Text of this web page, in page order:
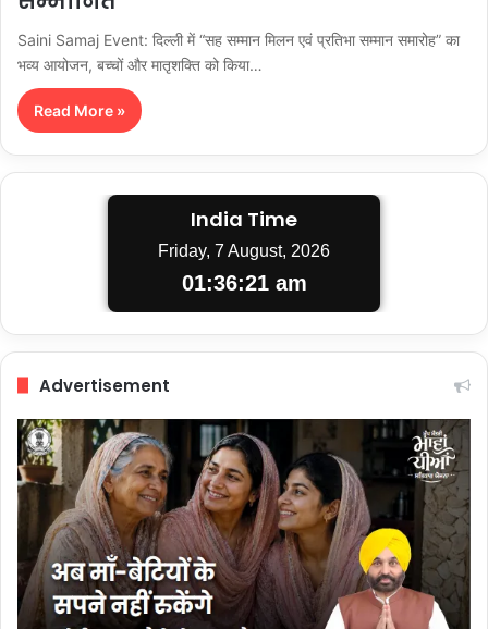
Saini Samaj Event: दिल्ली में “सह सम्मान मिलन एवं प्रतिभा सम्मान समारोह” का
भव्य आयोजन, बच्चों और मातृशक्ति को किया…
Read More »
India Time
Friday, 7 August, 2026
01:36:22 am
Advertisement